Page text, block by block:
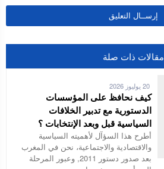
مقالات ذات صلة
20 يوليوز 2026
كيف نحافظ على المؤسسات
الدستورية مع تدبير الخلافات
السياسية قبل وبعد الإنتخابات ؟
أطرح هذا السؤآل لأهميته السياسية
والاقتصادية والاجتماعية، نحن في المغرب
بعد صدور دستور 2011, وعبور المرحلة